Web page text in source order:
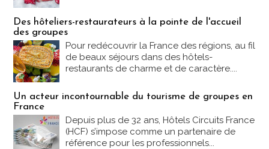
Des hôteliers-restaurateurs à la pointe de l'accueil
des groupes
Pour redécouvrir la France des régions, au fil
de beaux séjours dans des hôtels-
restaurants de charme et de caractère....
Un acteur incontournable du tourisme de groupes en
France
Depuis plus de 32 ans, Hôtels Circuits France
(HCF) s’impose comme un partenaire de
référence pour les professionnels...